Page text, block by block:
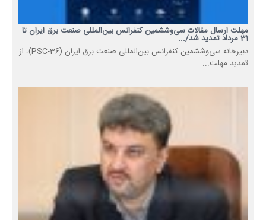
مهلت ارسال مقالات سی‌وششمین کنفرانس بین‌المللی صنعت برق ایران تا
31 مرداد تمدید شد/...
دبیرخانه سی‌وششمین کنفرانس بین‌المللی صنعت برق ایران (PSC-36)، از
تمدید مهلت...